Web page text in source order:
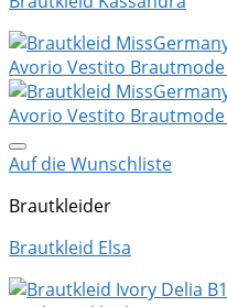
Auf die Wunschliste
Brautkleider
Brautkleid Elsa